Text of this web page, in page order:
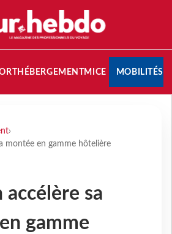
HÉBERGEMENTMICE MOBILITÉS
›
montée en gamme hôtelière
accélère sa
gamme